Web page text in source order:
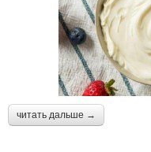
Питательные кремы
читать дальше →